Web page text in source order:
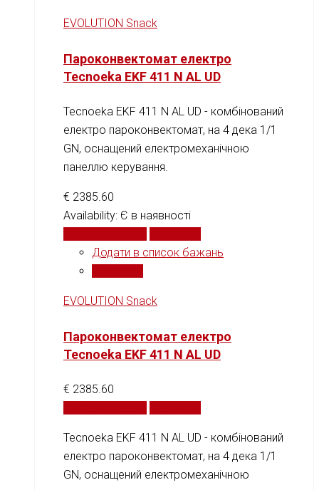
EVOLUTION Snack
Пароконвектомат електро
Tecnoeka EKF 411 N AL UD
Tecnoeka EKF 411 N AL UD - комбінований
електро пароконвектомат, на 4 дека 1/1
GN, оснащений електромеханічною
панеллю керування.
€ 2385.60
Availability: Є в наявності
Додати в список бажань
EVOLUTION Snack
Пароконвектомат електро
Tecnoeka EKF 411 N AL UD
€ 2385.60
Tecnoeka EKF 411 N AL UD - комбінований
електро пароконвектомат, на 4 дека 1/1
GN, оснащений електромеханічною